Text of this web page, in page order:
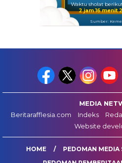
Waktu sholat
2 jam 16 menit
Sumber:
MEDIA
Beritarafflesia.com
Indeks
Website
HOME PEDOMAN MEDIA